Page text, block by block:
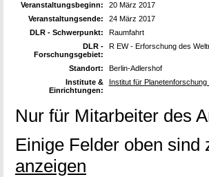
Veranstaltungsbeginn:
20 März 2017
Veranstaltungsende:
24 März 2017
DLR - Schwerpunkt:
Raumfahrt
DLR -
Forschungsgebiet:
R EW - Erforschung des
Standort:
Berlin-Adlershof
Institute &
Einrichtungen:
Institut für
Nur für Mitarbeiter des
Einige Felder oben
anzeigen